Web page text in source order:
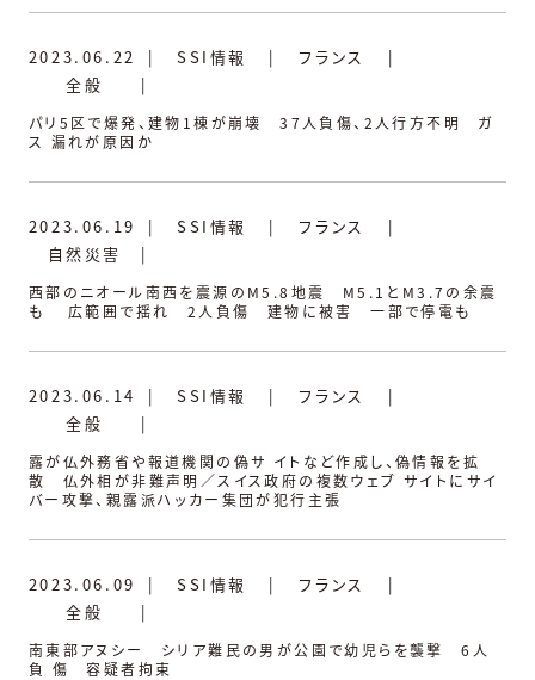
2023.06.22 | SSI情報 | フランス
|
全般
|
パリ5区で爆発、建物1棟が崩壊 37人負傷、2人行方不明 ガ
ス 漏れが原因か
2023.06.19 | SSI情報 | フランス
|
自然災害
|
西部のニオール南西を震源のM5.8地震 M5.1とM3.7の余震
も 広範囲で揺れ 2人負傷 建物に被害 一部で停電も
2023.06.14 | SSI情報 | フランス
|
全般
|
露が仏外務省や報道機関の偽サ イトなど作成し、偽情報を拡
散 仏外相が非難声明／スイス政府の複数ウェブ サイトにサイ
バー攻撃、親露派ハッカー集団が犯行主張
2023.06.09 | SSI情報 | フランス
|
全般
|
南東部アヌシー シリア難民の男が公園で幼児らを襲撃 6人
負 傷 容疑者拘束